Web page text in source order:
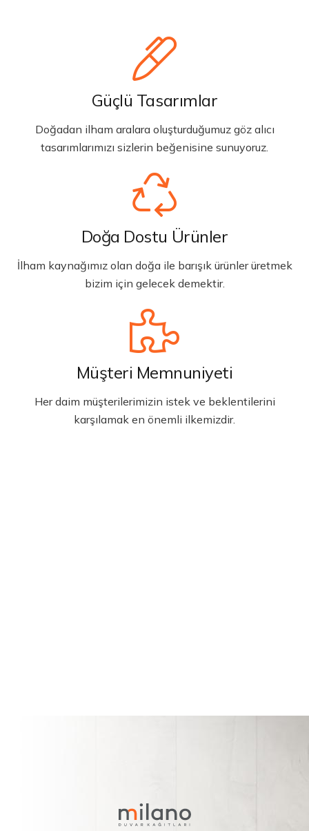
Güçlü Tasarımlar
Doğadan ilham aralara oluşturduğumuz göz alıcı
tasarımlarımızı sizlerin beğenisine sunuyoruz.
Doğa Dostu Ürünler
İlham kaynağımız olan doğa ile barışık ürünler üretmek
bizim için gelecek demektir.
Müşteri Memnuniyeti
Her daim müşterilerimizin istek ve beklentilerini
karşılamak en önemli ilkemizdir.